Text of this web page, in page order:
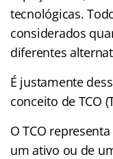
tecnológicas.
considerados
diferentes
É justamente
conceito de TCO
O TCO
um ativo ou de